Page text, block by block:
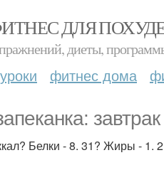
ДЛЯ
диеты,
уроки фитнес дома
Белки - 8. 31? Жиры - 1.